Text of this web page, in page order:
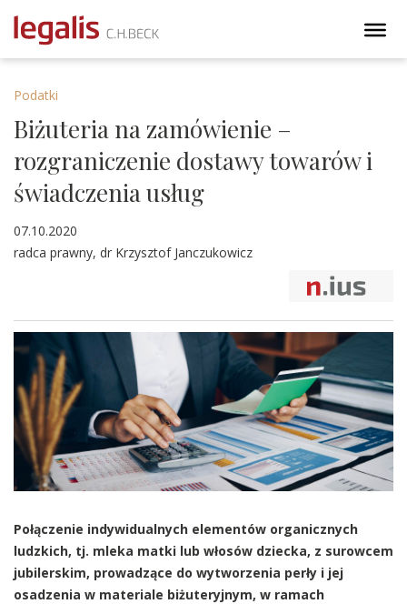
Podatki
Biżuteria na zamówienie –
rozgraniczenie dostawy towarów i
świadczenia usług
07.10.2020
radca prawny, dr Krzysztof Janczukowicz
Połączenie indywidualnych elementów organicznych
ludzkich, tj. mleka matki lub włosów dziecka, z surowcem
jubilerskim, prowadzące do wytworzenia perły i jej
osadzenia w materiale biżuteryjnym, w ramach